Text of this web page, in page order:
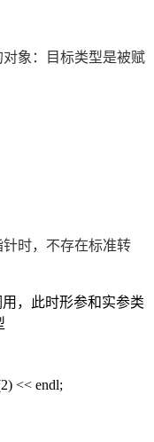
象：目标类型是被赋
时，不存在标准转
，此时形参和实参类
<< endl;